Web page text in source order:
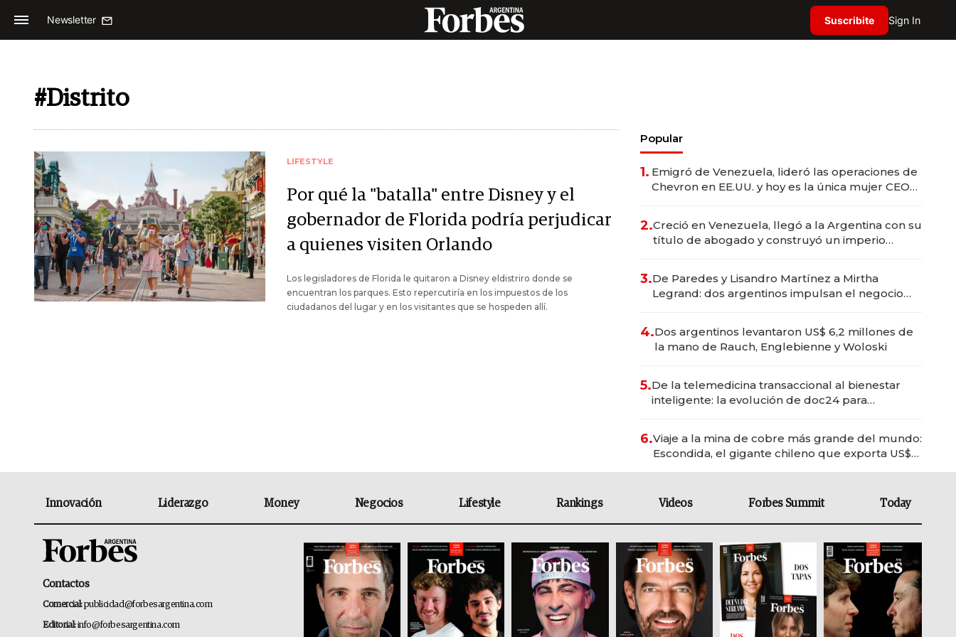
Newsletter Suscribite Sign In
#Distrito
LIFESTYLE
Por qué la "batalla" entre Disney y el
gobernador de Florida podría perjudicar
a quienes visiten Orlando
Los legisladores de Florida le quitaron a Disney eldistriro donde se
encuentran los parques. Esto repercutiría en los impuestos de los
ciudadanos del lugar y en los visitantes que se hospeden allí.
Popular
1. Emigró de Venezuela, lideró las operaciones de
Chevron en EE.UU. y hoy es la única mujer CEO
2.Creció en Venezuela, llegó a la Argentina con su
título de abogado y construyó un imperio
3.De Paredes y Lisandro Martínez a Mirtha
Legrand: dos argentinos impulsan el negocio
4.Dos argentinos levantaron US$ 6,2 millones de
la mano de Rauch, Englebienne y Woloski
5.De la telemedicina transaccional al bienestar
inteligente: la evolución de doc24 para
6.Viaje a la mina de cobre más grande del mundo:
Escondida, el gigante chileno que exporta US$
Innovación Liderazgo Money Negocios Lifestyle Rankings Videos Forbes Summit Today
Contactos
Comercial:publicidad@forbesargentina.com
Editorial:info@forbesargentina.com